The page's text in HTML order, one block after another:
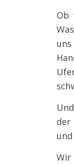
Ob
der
Wir